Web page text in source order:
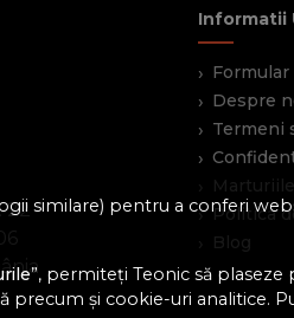
similare) pentru a conferi
”, permiteți Teonic să
precum și cookie-uri analitice.
22
Informatii
Despre
Termeni
Politica
Blog